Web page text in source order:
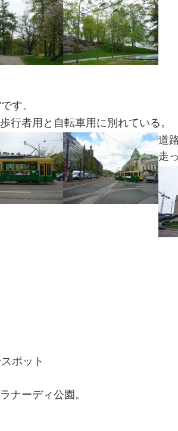
す。
行者用と自転車用に別れている。
道
走
ポット
ナーディ公園。